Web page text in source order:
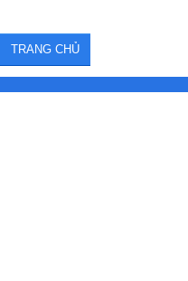
TRANG CHỦ